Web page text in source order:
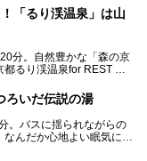
「るり渓温泉」は山
分。自然豊かな「森の京
るり渓温泉for REST RE
ろいだ伝説の湯
。バスに揺られながらの
んだか心地よい眠気に誘